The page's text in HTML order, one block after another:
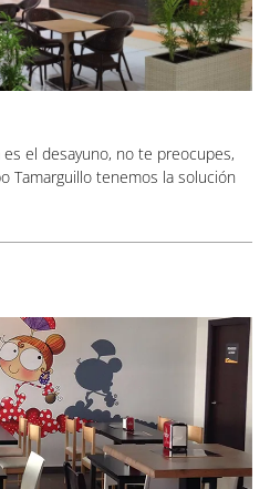
el desayuno, no te preocupes,
Tamarguillo tenemos la solución